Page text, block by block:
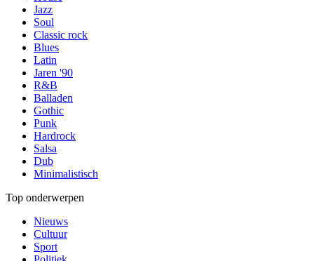
Jazz
Soul
Classic rock
Blues
Latin
Jaren '90
R&B
Balladen
Gothic
Punk
Hardrock
Salsa
Dub
Minimalistisch
Top onderwerpen
Nieuws
Cultuur
Sport